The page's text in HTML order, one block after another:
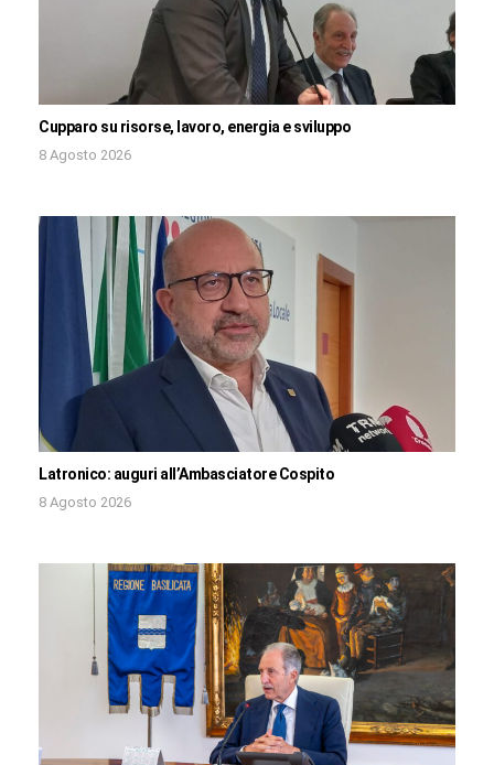
Cupparo su risorse, lavoro, energia e sviluppo
8 Agosto 2026
Latronico: auguri all’Ambasciatore Cospito
8 Agosto 2026